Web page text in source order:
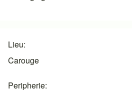
Lieu
Carouge
Peripherie